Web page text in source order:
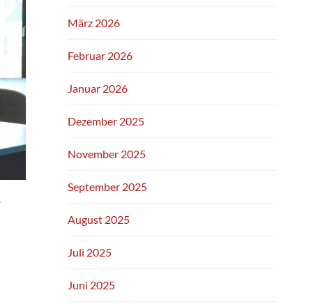
März 2026
Februar 2026
Januar 2026
Dezember 2025
November 2025
September 2025
August 2025
Juli 2025
Juni 2025